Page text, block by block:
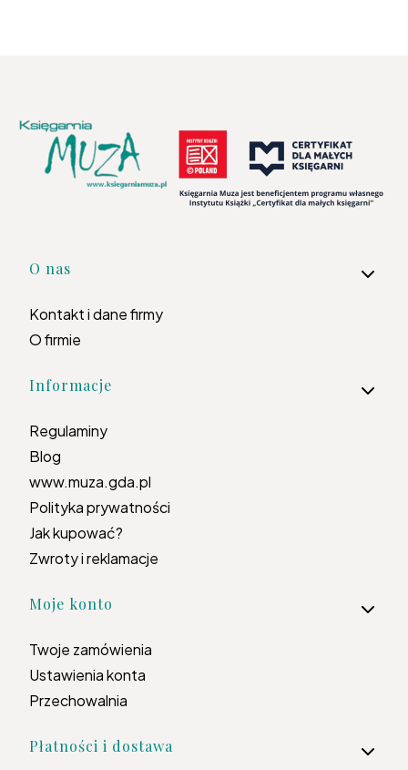
Linki w stopce
O nas
Kontakt i dane firmy
O firmie
Informacje
Regulaminy
Blog
www.muza.gda.pl
Polityka prywatności
Jak kupować?
Zwroty i reklamacje
Moje konto
Twoje zamówienia
Ustawienia konta
Przechowalnia
Płatności i dostawa